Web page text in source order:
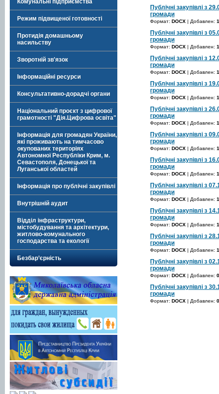
Комунальні підприємства
Режим підвищеної готовності
Протидія домашньому
насильству
Зворотній зв'язок
Інформаційні ресурси
Консультативно-дорадчі органи
Національний проєкт з цифрової
грамотності "Дія.Цифрова освіта"
Інформація для громадян України,
які проживають на тимчасово
окупованих територіях
Автономної Республіки Крим, м.
Севастополя, Донецької та
Луганської областей
Інформація про публічні закупівлі
Внутрішній аудит
Відділ інфраструктури,
містобудування та архітектури,
житлово-комунального
господарства та екології
Безбар’єрність
Публічні закупівлі з
громади
Формат: DOCX | Добавлен:
Публічні закупівлі з
громади
Формат: DOCX | Добавлен:
Публічні закупівлі з
громади
Формат: DOCX | Добавлен:
Публічні закупівлі з
громади
Формат: DOCX | Добавлен:
Публічні закупівлі з
громади
Формат: DOCX | Добавлен:
Публічні закупівлі з
громади
Формат: DOCX | Добавлен:
Публічні закупівлі з
громади
Формат: DOCX | Добавлен:
Публічні закупівлі з
громади
Формат: DOCX | Добавлен:
Публічні закупівлі з
громади
Формат: DOCX | Добавлен:
Публічні закупівлі з
громади
Формат: DOCX | Добавлен:
Публічні закупівлі з
громади
Формат: DOCX | Добавлен:
Публічні закупівлі з
громади
Формат: DOCX | Добавлен: